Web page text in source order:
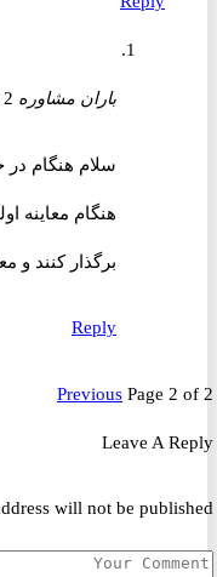
باران مشاوره says 2 سال ago
هنگام معاینه
برگذار کنند و
Reply
Previous Page 2
Leave A
address will not be